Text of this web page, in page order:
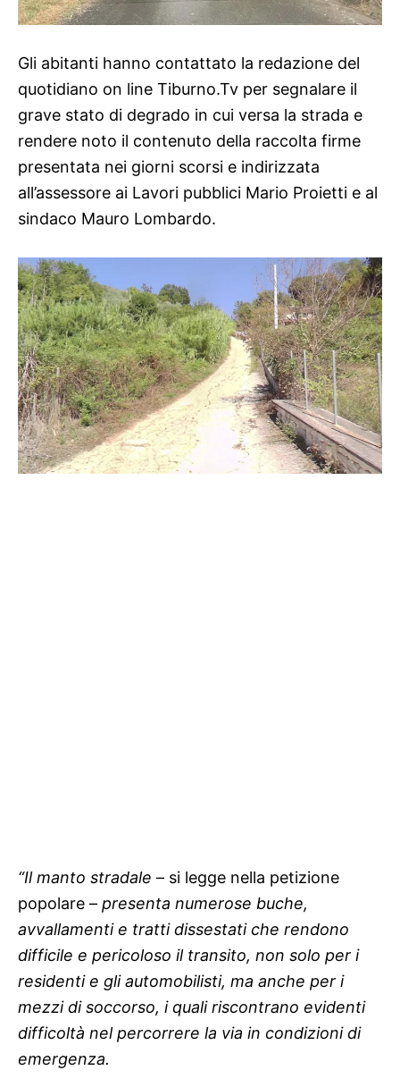
Gli abitanti hanno contattato la redazione del
quotidiano on line Tiburno.Tv per segnalare il
grave stato di degrado in cui versa la strada e
rendere noto il contenuto della raccolta firme
presentata nei giorni scorsi e indirizzata
all’assessore ai Lavori pubblici Mario Proietti e al
sindaco Mauro Lombardo.
“Il manto stradale – si legge nella petizione
popolare – presenta numerose buche,
avvallamenti e tratti dissestati che rendono
difficile e pericoloso il transito, non solo per i
residenti e gli automobilisti, ma anche per i
mezzi di soccorso, i quali riscontrano evidenti
difficoltà nel percorrere la via in condizioni di
emergenza.